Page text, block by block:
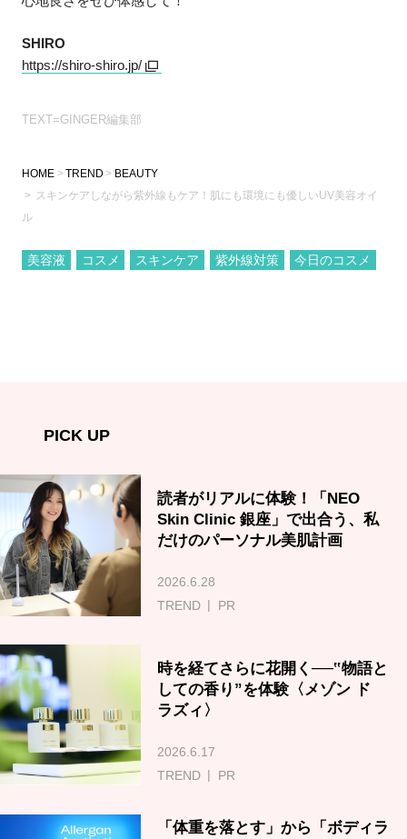
SHIRO
https://shiro-shiro.jp/
TEXT=GINGER編集部
HOME TREND
BEAUTY
スキンケアしながら紫外線もケア！肌にも環境にも優しいUV美容オイ
ル
美容液 コスメ スキンケア 紫外線対策 今日のコスメ
PICK UP
読者がリアルに体験！「NEO
Skin Clinic 銀座」で出合う、私
だけのパーソナル美肌計画
2026.6.28
TREND
PR
時を経てさらに花開く──‟物語と
しての香り”を体験〈メゾン ド
ラズィ〉
2026.6.17
TREND
PR
「体重を落とす」から「ボディラ